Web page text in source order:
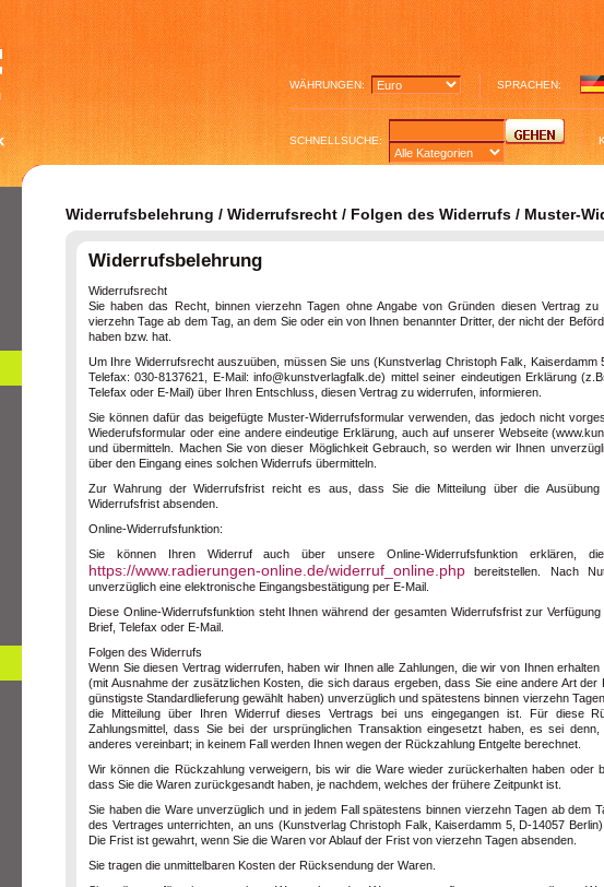
WÄHRUNGEN: SPRACHEN:
SCHNELLSUCHE:
Widerrufsbelehrung / Widerrufsrecht / Folgen des Widerrufs / Muster-
Widerrufsbelehrung
Widerrufsrecht
Sie haben das Recht, binnen vierzehn Tagen ohne Angabe von Gründen diesen Vertrag
vierzehn Tage ab dem Tag, an dem Sie oder ein von Ihnen benannter Dritter, der nicht der
haben bzw. hat.
Um Ihre Widerrufsrecht auszuüben, müssen Sie uns(Kunstverlag Christoph Falk, Kaiserdamm
Telefax: 030-8137621, E-Mail: info@kunstverlagfalk.de) mittel seiner eindeutigen Erklärung
Telefax oder E-Mail) über Ihren Entschluss, diesen Vertrag zu widerrufen, informieren.
Sie können dafür das beigefügte Muster-Widerrufsformular verwenden, das jedoch nicht
Wiederufsformular oder eine andere eindeutige Erklärung, auch auf unserer Webseite
und übermitteln. Machen Sie von dieser Möglichkeit Gebrauch, so werden wir Ihnen
über den Eingang eines solchen Widerrufs übermitteln.
Zur Wahrung der Widerrufsfrist reicht es aus, dass Sie die Mitteilung über die
Widerrufsfrist absenden.
Online-Widerrufsfunktion:
Sie können Ihren Widerruf auch über unsere Online-Widerrufsfunktion erklären,
https://www.radierungen-online.de/widerruf_online.php bereitstellen. Nach
unverzüglich eine elektronische Eingangsbestätigung per E-Mail.
Diese Online-Widerrufsfunktion steht Ihnen während der gesamten Widerrufsfrist zur
Brief, Telefax oder E-Mail.
Folgen des Widerrufs
Wenn Sie diesen Vertrag widerrufen, haben wir Ihnen alle Zahlungen, die wir von Ihnen
(mit Ausnahme der zusätzlichen Kosten, die sich daraus ergeben, dass Sie eine andere Art der
günstigste Standardlieferung gewählt haben) unverzüglich und spätestens binnen vierzehn
die Mitteilung über Ihren Widerruf dieses Vertrags bei uns eingegangen ist. Für diese
Zahlungsmittel, dass Sie bei der ursprünglichen Transaktion eingesetzt haben, es sei
anderes vereinbart; in keinem Fall werden Ihnen wegen der Rückzahlung Entgelte berechnet.
Wir können die Rückzahlung verweigern, bis wir die Ware wieder zurückerhalten haben oder
dass Sie die Waren zurückgesandt haben, je nachdem, welches der frühere Zeitpunkt ist.
Sie haben die Ware unverzüglich und in jedem Fall spätestens binnen vierzehn Tagen ab dem
des Vertrages unterrichten, an uns (Kunstverlag Christoph Falk, Kaiserdamm 5, D-14057 Berlin
Die Frist ist gewahrt, wenn Sie die Waren vor Ablauf der Frist von vierzehn Tagen absenden.
Sie tragen die unmittelbaren Kosten der Rücksendung der Waren.